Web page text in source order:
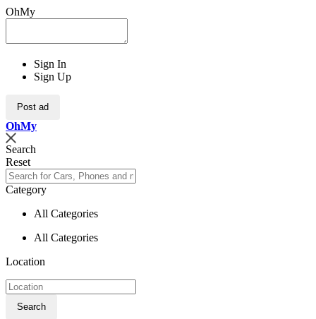
OhMy
Sign In
Sign Up
Post ad
OhMy
Search
Reset
Category
All Categories
All Categories
Location
Search